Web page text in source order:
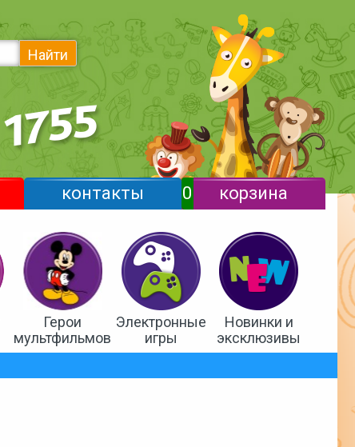
Найти
контакты 0 корзина
Герои
мультфильмов
Электронные
игры
Новинки и
эксклюзивы